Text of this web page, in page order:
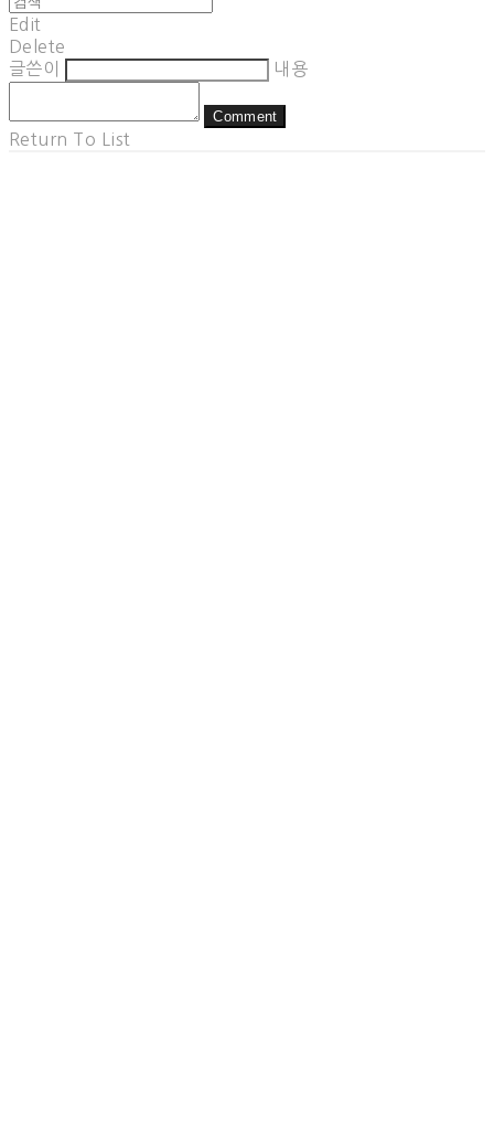
Edit
Delete
글쓴이
내용
Comment
Return To List